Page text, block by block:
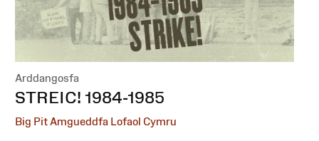
Arddangosfa
:STREIC! 1984-1985
Big Pit Amgueddfa Lofaol Cymru